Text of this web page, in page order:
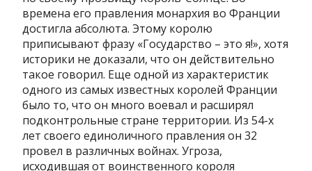
времена его правления монархия во Франции
достигла абсолюта. Этому королю
приписывают фразу «Государство – это я!», хотя
историки не доказали, что он действительно
такое говорил. Еще одной из характеристик
одного из самых известных королей Франции
было то, что он много воевал и расширял
подконтрольные стране территории. Из 54-х
лет своего единоличного правления он 32
провел в различных войнах. Угроза,
исходившая от воинственного короля